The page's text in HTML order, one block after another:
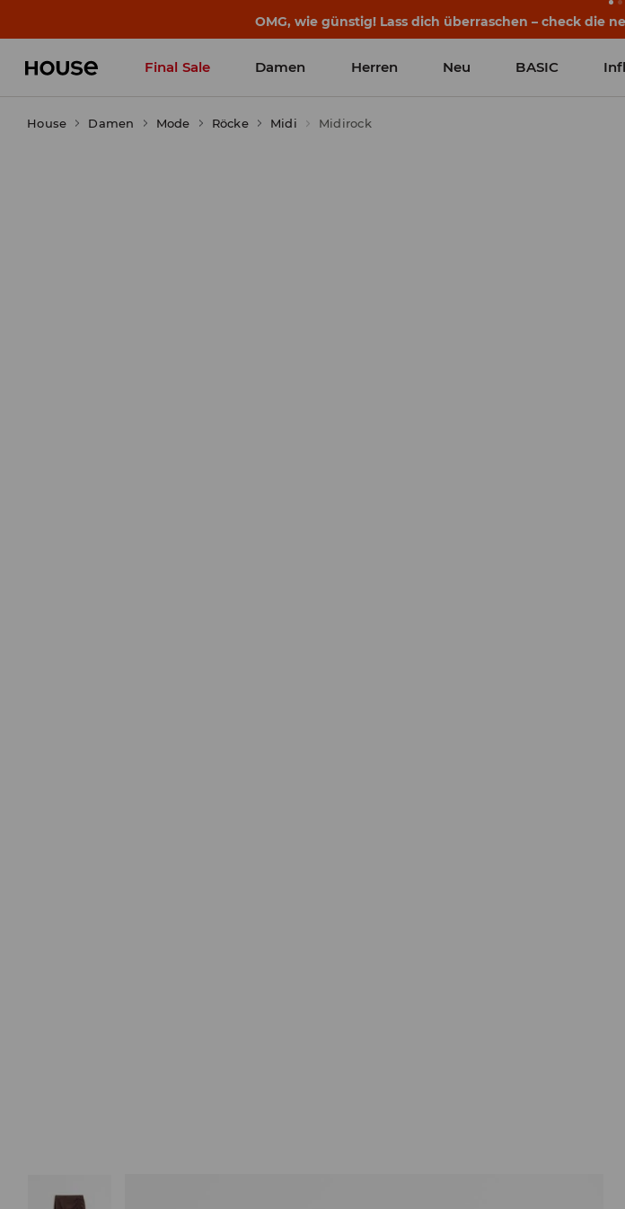
Die besten Geschichten beginnen noch vor dem ersten
Final Sale Damen Herren Neu BASIC
House Damen Mode Röcke Midi Midirock